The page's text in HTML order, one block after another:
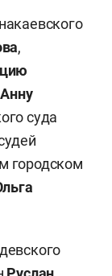
,
Анну
суда
городском